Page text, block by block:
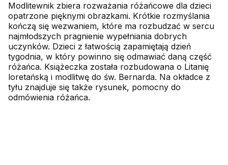
Modlitewnik zbiera rozważania różańcowe dla dzieci
opatrzone pięknymi obrazkami. Krótkie rozmyślania
kończą się wezwaniem, które ma rozbudzać w sercu
najmłodszych pragnienie wypełniania dobrych
uczynków. Dzieci z łatwością zapamiętają dzień
tygodnia, w który powinno się odmawiać daną część
różańca. Książeczka została rozbudowana o Litanię
loretańską i modlitwę do św. Bernarda. Na okładce z
tyłu znajduje się także rysunek, pomocny do
odmówienia różańca.